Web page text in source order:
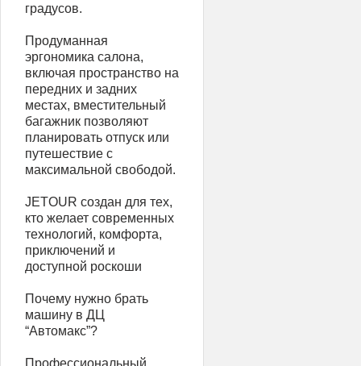
градусов.
Продуманная
эргономика салона,
включая пространство на
передних и задних
местах, вместительный
багажник позволяют
планировать отпуск или
путешествие с
максимальной свободой.
JETOUR создан для тех,
кто желает современных
технологий, комфорта,
приключений и
доступной роскоши
Почему нужно брать
машину в ДЦ
“Автомакс”?
Профессиональный